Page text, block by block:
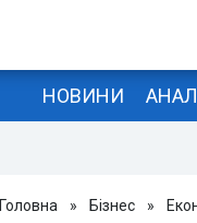
НОВИНИ
Головна » Бізнес »